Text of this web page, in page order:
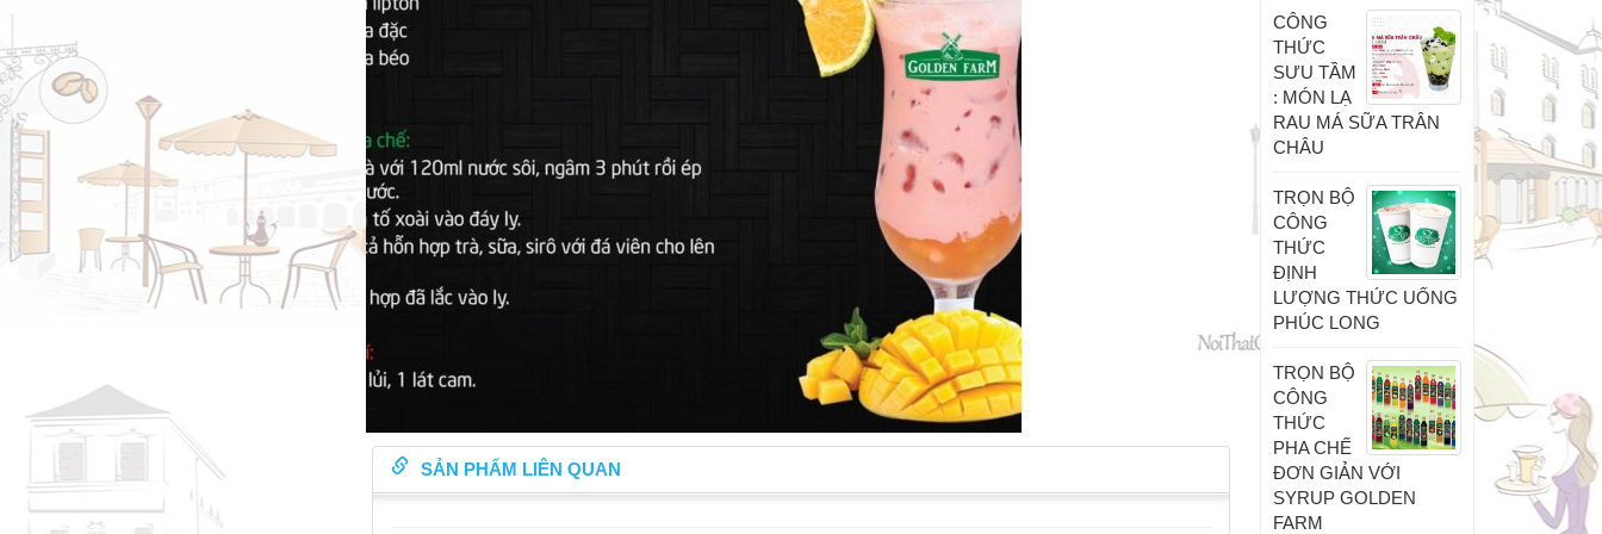
SẢN PHẨM LIÊN QUAN
CÔNG
THỨC
SƯU TẦM
: MÓN LẠ
RAU MÁ SỮA TRÂN
CHÂU
TRỌN BỘ
CÔNG
THỨC
ĐỊNH
LƯỢNG THỨC UỐNG
PHÚC LONG
TRỌN BỘ
CÔNG
THỨC
PHA CHẾ
ĐƠN GIẢN VỚI
SYRUP GOLDEN
FARM